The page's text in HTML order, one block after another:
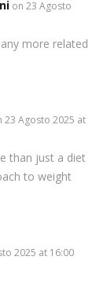
on 23 Agosto
more related
23 Agosto 2025 at
than just a diet
to weight
2025 at 16:00